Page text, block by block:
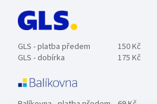
GLS - platba předem
150 Kč
GLS - dobírka
175 Kč